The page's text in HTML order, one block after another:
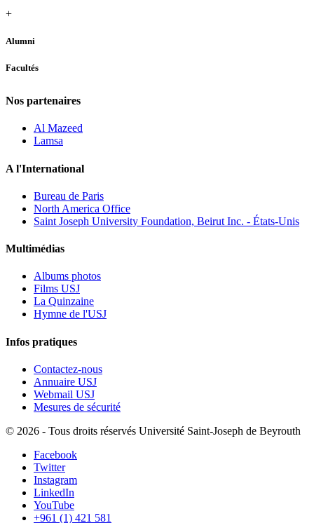
+
Alumni
Facultés
Nos partenaires
Al Mazeed
Lamsa
A l'International
Bureau de Paris
North America Office
Saint Joseph University Foundation, Beirut Inc. - États-Unis
Multimédias
Albums photos
Films USJ
La Quinzaine
Hymne de l'USJ
Infos pratiques
Contactez-nous
Annuaire USJ
Webmail USJ
Mesures de sécurité
© 2026 - Tous droits réservés Université Saint-Joseph de Beyrouth
Facebook
Twitter
Instagram
LinkedIn
YouTube
+961 (1) 421 581